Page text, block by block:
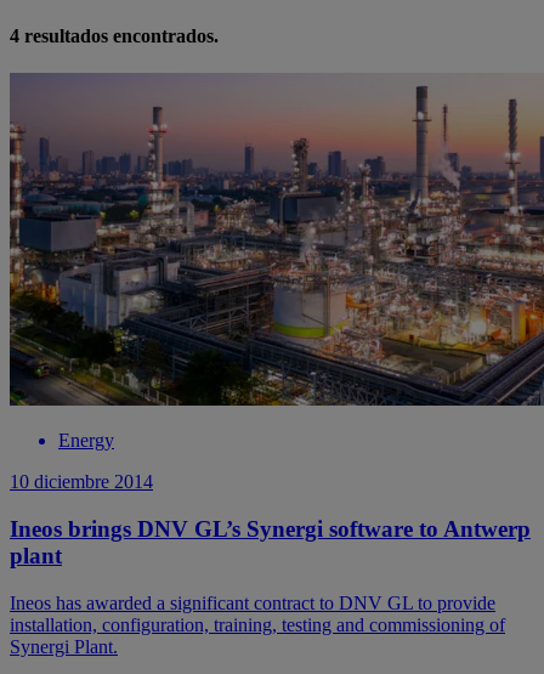
4 resultados encontrados.
Energy
10 diciembre 2014
Ineos brings DNV GL’s Synergi software to Antwerp
plant
Ineos has awarded a significant contract to DNV GL to provide
installation, configuration, training, testing and commissioning of
Synergi Plant.